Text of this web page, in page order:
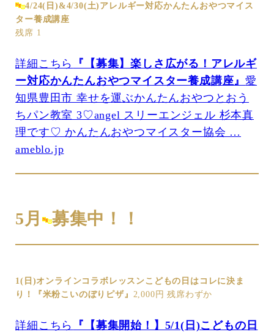
4/24(日)&4/30(土)アレルギー対応かんたんおやつマイス
ター養成講座
残席 1
詳細こちら
『【募集】楽しさ広がる！アレルギ
ー対応かんたんおやつマイスター養成講座』愛
知県豊田市 幸せを運ぶかんたんおやつとおう
ちパン教室 3♡angel スリーエンジェル 杉本真
理です♡ かんたんおやつマイスター協会 …
ameblo.jp
5月 募集中！！
1(日)オンラインコラボレッスンこどもの日はコレに決ま
り！『米粉こいのぼりピザ』 2,000円 残席わずか
詳細こちら
『【募集開始！】5/1(日)こどもの日